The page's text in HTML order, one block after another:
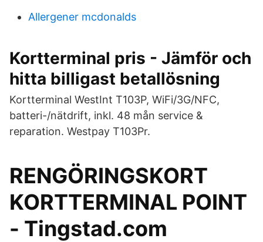
Allergener mcdonalds
Kortterminal pris - Jämför och
hitta billigast betallösning
Kortterminal WestInt T103P, WiFi/3G/NFC,
batteri-/nätdrift, inkl. 48 mån service &
reparation. Westpay T103Pr.
RENGÖRINGSKORT
KORTTERMINAL POINT
- Tingstad.com